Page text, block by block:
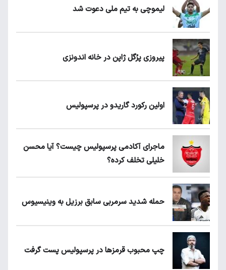
لیموچی به تیم ملی دعوت شد
پیروزی پرُگل ژاپن در خانه اندونزی
اولین رکورد گاریدو در پرسپولیس
ماجرای آکادمی پرسپولیس چیست؟ آیا محسن
خلیلی تخلف کرده؟
حمله شدید سرمربی سابق برزیل به وینیسیوس
چپ محبوب قرمزها در پرسپولیس پست گرفت